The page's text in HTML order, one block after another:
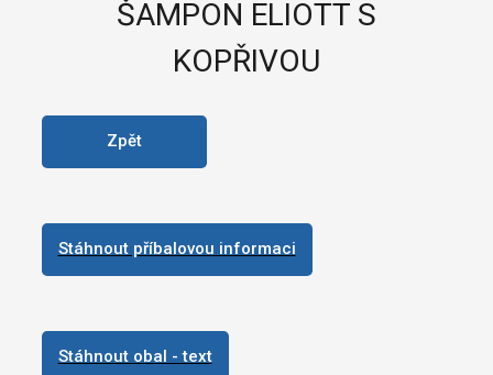
ŠAMPON ELIOTT S
KOPŘIVOU
Zpět
Stáhnout příbalovou informaci
Stáhnout obal - text